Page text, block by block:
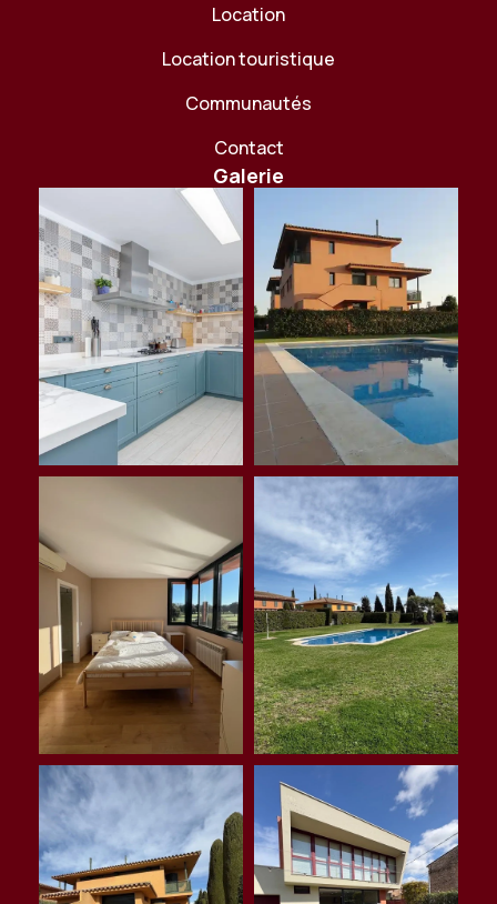
Location
Location touristique
Communautés
Contact
Galerie